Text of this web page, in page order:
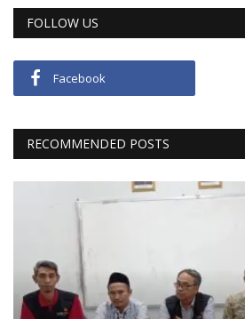
FOLLOW US
Facebook
RECOMMENDED POSTS